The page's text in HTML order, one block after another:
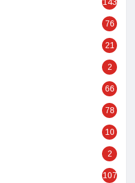
76
21
2
66
78
10
2
107